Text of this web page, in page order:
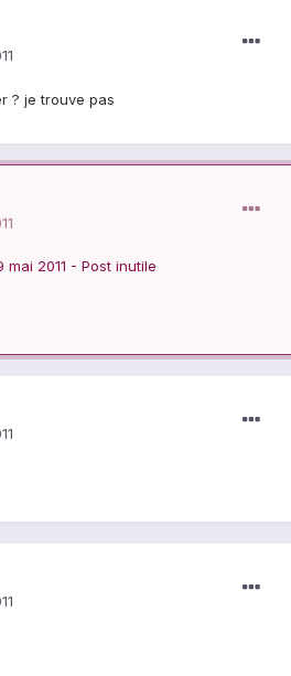
? je trouve pas
2011 - Post inutile